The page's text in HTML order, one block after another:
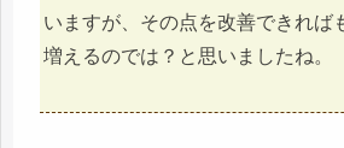
いますが、その点を改善できれば
増えるのでは？と思いましたね。